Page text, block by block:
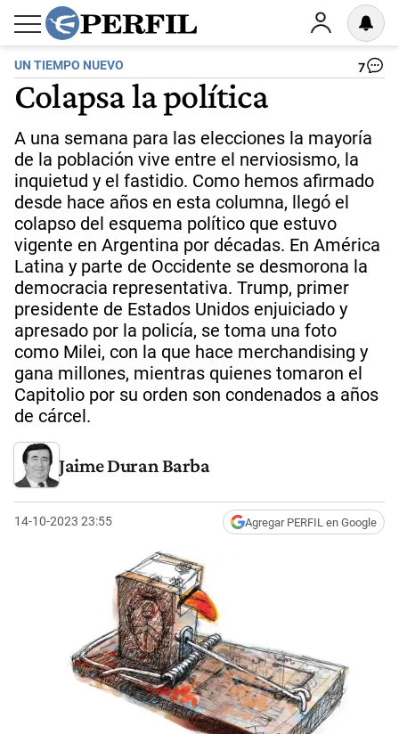
UN TIEMPO NUEVO 7
Colapsa la política
A una semana para las elecciones la mayoría
de la población vive entre el nerviosismo, la
inquietud y el fastidio. Como hemos afirmado
desde hace años en esta columna, llegó el
colapso del esquema político que estuvo
vigente en Argentina por décadas. En América
Latina y parte de Occidente se desmorona la
democracia representativa. Trump, primer
presidente de Estados Unidos enjuiciado y
apresado por la policía, se toma una foto
como Milei, con la que hace merchandising y
gana millones, mientras quienes tomaron el
Capitolio por su orden son condenados a años
de cárcel.
Jaime Duran Barba
14-10-2023 23:55 Agregar PERFIL en Google